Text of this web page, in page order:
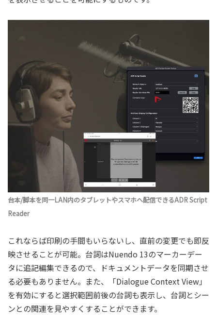
台本/脚本を同一LAN内のタブレットやスマホへ配信できるADR Script
Reader
これならば印刷の手間もいらないし、直前の変更でも即反
映させることが可能。台詞はNuendo 13のマーカーデー
タに追記編集できるので、ドキュメントデータを同期させ
る必要もありません。また、「Dialogue Context View」
を有効にすると選択範囲前後の台詞も表示し、台詞とシー
ンとの関連を見やすくすることができます。